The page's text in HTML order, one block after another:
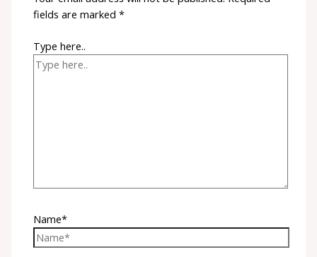
fields are marked*
Type here..
Name*